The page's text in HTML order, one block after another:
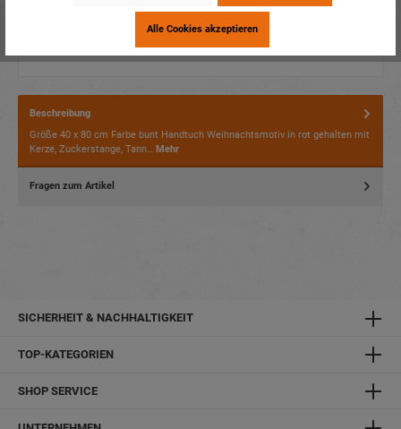
Beschreibung
Größe 40 x 80 cm Farbe bunt Handtuch Weihnachtsmotiv in rot gehalten mit
Kerze, Zuckerstange, Tann… Mehr
Fragen zum Artikel
SICHERHEIT & NACHHALTIGKEIT
TOP-KATEGORIEN
SHOP SERVICE
Alle Cookies akzeptieren